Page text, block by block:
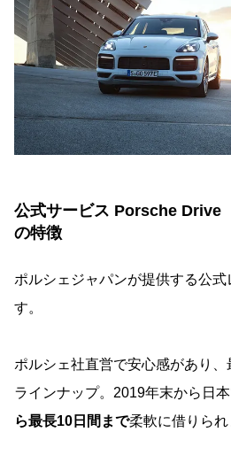
公式サービス Porsche Drive
の特徴
ポルシェジャパンが提供する公
す。
ポルシェ社直営で安心感があり
ラインナップ。2019年末から日本
ら最長10日間まで柔軟に借りられ